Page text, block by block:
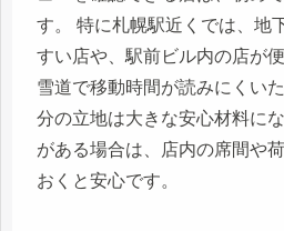
す。 特に札幌駅近くでは、地
すい店や、駅前ビル内の店が
雪道で移動時間が読みにくい
分の立地は大きな安心材料に
がある場合は、店内の席間や
おくと安心です。